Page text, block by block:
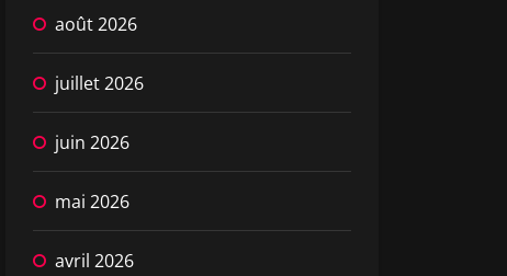
août 2026
juillet 2026
juin 2026
mai 2026
avril 2026